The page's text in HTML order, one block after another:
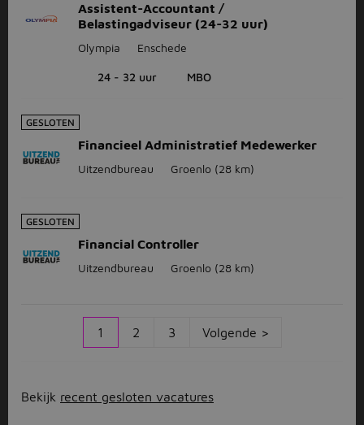
Assistent-Accountant /
Belastingadviseur (24-32 uur)
Olympia Enschede
24 - 32 uur MBO
GESLOTEN
Financieel Administratief Medewerker
Uitzendbureau Groenlo (28 km)
GESLOTEN
Financial Controller
Uitzendbureau Groenlo (28 km)
1 2 3 Volgende >
Bekijk recent gesloten vacatures